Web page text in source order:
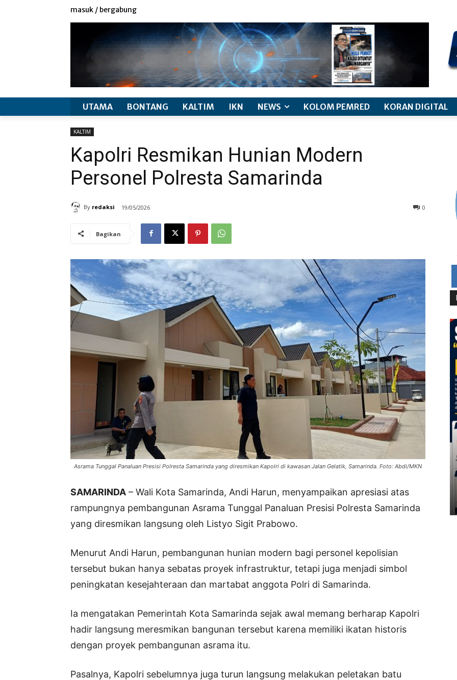
masuk / bergabung
UTAMA BONTANG KALTIM IKN NEWS KOLOM PEMRED KORAN DIGITAL
KALTIM
Kapolri Resmikan Hunian Modern
Personel Polresta Samarinda
By redaksi 19/05/2026 0
Bagikan
Asrama Tunggal Panaluan Presisi Polresta Samarinda yang diresmikan Kapolri di kawasan Jalan Gelatik, Samarinda. Foto: Abdi/MKN
SAMARINDA – Wali Kota Samarinda, Andi Harun, menyampaikan apresiasi atas
rampungnya pembangunan Asrama Tunggal Panaluan Presisi Polresta Samarinda
yang diresmikan langsung oleh Listyo Sigit Prabowo.
Menurut Andi Harun, pembangunan hunian modern bagi personel kepolisian
tersebut bukan hanya sebatas proyek infrastruktur, tetapi juga menjadi simbol
peningkatan kesejahteraan dan martabat anggota Polri di Samarinda.
Ia mengatakan Pemerintah Kota Samarinda sejak awal memang berharap Kapolri
hadir langsung meresmikan bangunan tersebut karena memiliki ikatan historis
dengan proyek pembangunan asrama itu.
Pasalnya, Kapolri sebelumnya juga turun langsung melakukan peletakan batu